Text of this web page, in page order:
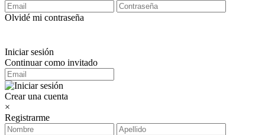
Olvidé mi contraseña
Iniciar sesión
Continuar como invitado
Crear una cuenta
×
Registrarme